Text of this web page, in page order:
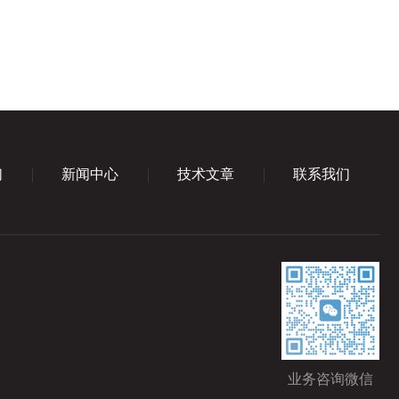
新闻中心 技术文章 联系我们
业务咨询微信